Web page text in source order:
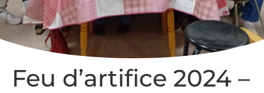
Feu d’artifice 2024 –